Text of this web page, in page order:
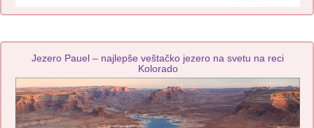
Jezero Pauel – najlepše veštačko jezero na svetu na reci
Kolorado